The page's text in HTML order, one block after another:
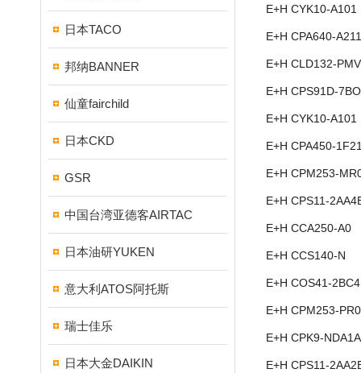
日本TACO
邦纳BANNER
仙童fairchild
日本CKD
GSR
中国台湾亚德客AIRTAC
日本油研YUKEN
意大利ATOS阿托斯
瑞士佳乐
日本大金DAIKIN
E+H CYK10-A101
E+H CPA640-A211
E+H CLD132-
E+H CPS91D-
E+H CYK10-A101
E+H CPA450-
E+H CPM253-
E+H CPS11-
E+H CCA250-A0
E+H CCS140-N
E+H COS41-
E+H CPM253-
E+H CPK9-NDA1A
E+H CPS11-